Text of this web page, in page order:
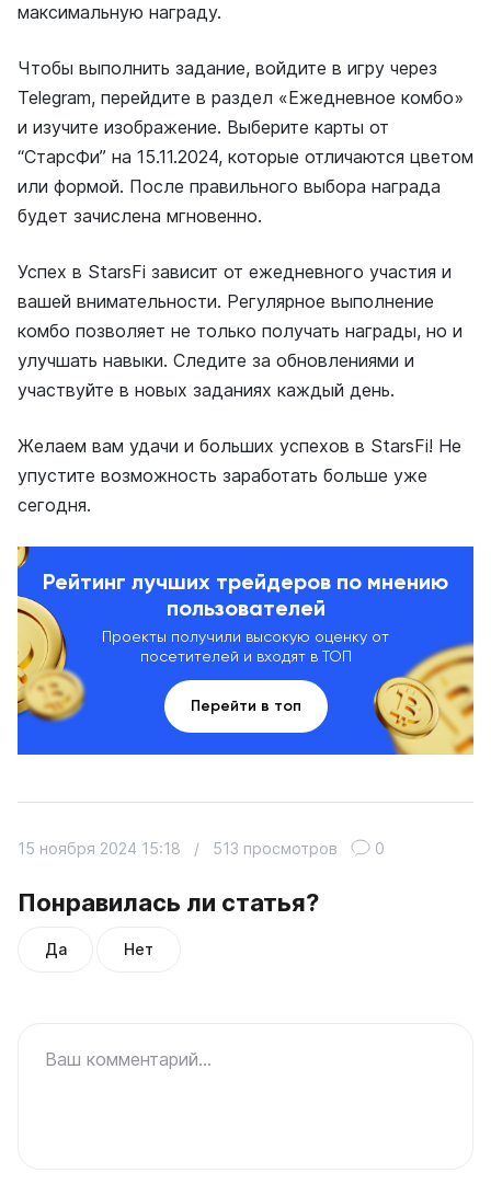
максимальную награду.
Чтобы выполнить задание, войдите в игру через
Telegram, перейдите в раздел «Ежедневное комбо»
и изучите изображение. Выберите карты от
“СтарсФи” на 15.11.2024, которые отличаются цветом
или формой. После правильного выбора награда
будет зачислена мгновенно.
Успех в StarsFi зависит от ежедневного участия и
вашей внимательности. Регулярное выполнение
комбо позволяет не только получать награды, но и
улучшать навыки. Следите за обновлениями и
участвуйте в новых заданиях каждый день.
Желаем вам удачи и больших успехов в StarsFi! Не
упустите возможность заработать больше уже
сегодня.
Рейтинг лучших трейдеров по мнению
пользователей
Проекты получили высокую оценку от
посетителей и входят в ТОП
Перейти в топ
Понравилась ли статья?
Да Нет
15 ноября 2024 15:18 / 513 просмотров 0
Ваш комментарий...